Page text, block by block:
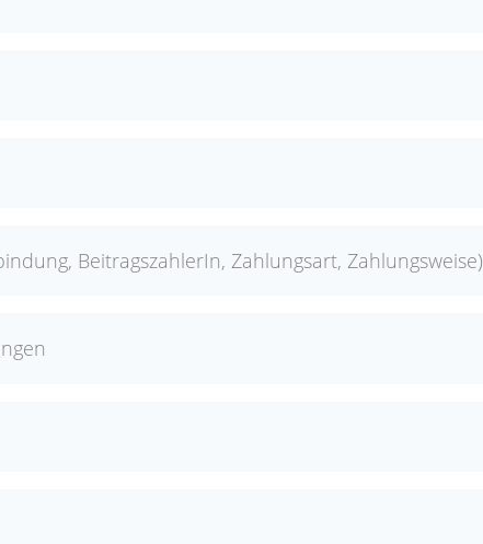
BeitragszahlerIn, Zahlungsart, Zahlungsweise)